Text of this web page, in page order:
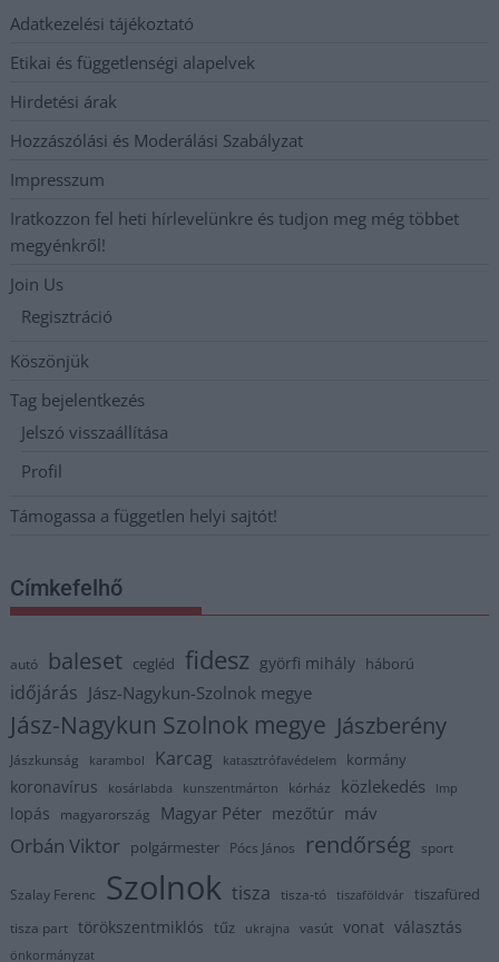
Adatkezelési tájékoztató
Etikai és függetlenségi alapelvek
Hirdetési árak
Hozzászólási és Moderálási Szabályzat
Impresszum
Iratkozzon fel heti hírlevelünkre és tudjon meg még többet
megyénkről!
Join Us
Regisztráció
Köszönjük
Tag bejelentkezés
Jelszó visszaállítása
Profil
Támogassa a független helyi sajtót!
Címkefelhő
autó baleset cegléd fidesz györfi mihály háború
időjárás Jász-Nagykun-Szolnok megye
Jász-Nagykun Szolnok megye Jászberény
Jászkunság karambol Karcag katasztrófavédelem kormány
koronavírus kosárlabda kunszentmárton kórház közlekedés lmp
lopás magyarország Magyar Péter mezőtúr máv
Orbán Viktor polgármester Pócs János rendőrség sport
Szalay Ferenc Szolnok tisza tisza-tó tiszaföldvár tiszafüred
tisza part törökszentmiklós tűz ukrajna vasút vonat választás
önkormányzat